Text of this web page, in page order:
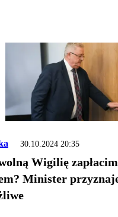
30.10.2024 20:35
Wigilię
Minister